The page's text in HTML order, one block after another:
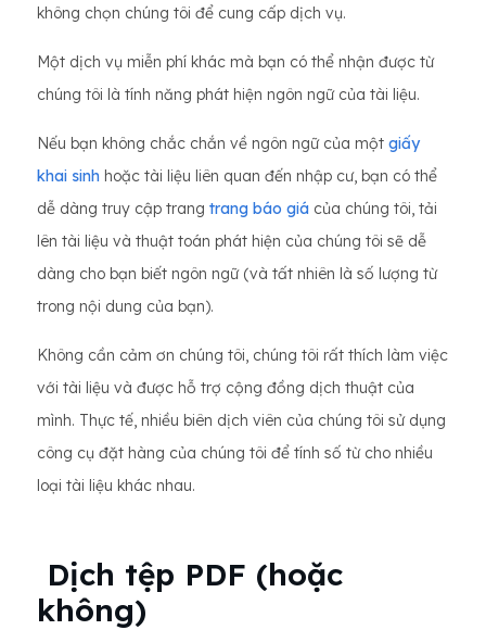
không chọn chúng tôi để cung cấp dịch vụ.
Một dịch vụ miễn phí khác mà bạn có thể nhận được từ
chúng tôi là tính năng phát hiện ngôn ngữ của tài liệu.
Nếu bạn không chắc chắn về ngôn ngữ của một giấy
khai sinh hoặc tài liệu liên quan đến nhập cư, bạn có thể
dễ dàng truy cập trang trang báo giá của chúng tôi, tải
lên tài liệu và thuật toán phát hiện của chúng tôi sẽ dễ
dàng cho bạn biết ngôn ngữ (và tất nhiên là số lượng từ
trong nội dung của bạn).
Không cần cảm ơn chúng tôi, chúng tôi rất thích làm việc
với tài liệu và được hỗ trợ cộng đồng dịch thuật của
mình. Thực tế, nhiều biên dịch viên của chúng tôi sử dụng
công cụ đặt hàng của chúng tôi để tính số từ cho nhiều
loại tài liệu khác nhau.
Dịch tệp PDF (hoặc
không)